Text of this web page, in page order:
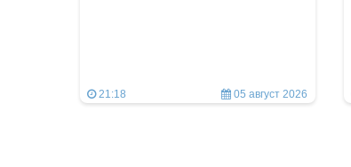
21:18 05 август 2026